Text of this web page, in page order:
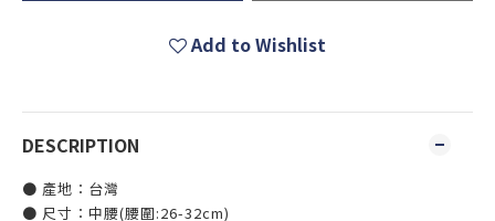
Add to Wishlist
DESCRIPTION
● 產地：台灣
● 尺寸：中腰(腰圍:26-32cm)